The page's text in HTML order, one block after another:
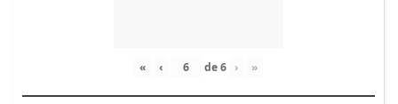
« ‹ de6 › »